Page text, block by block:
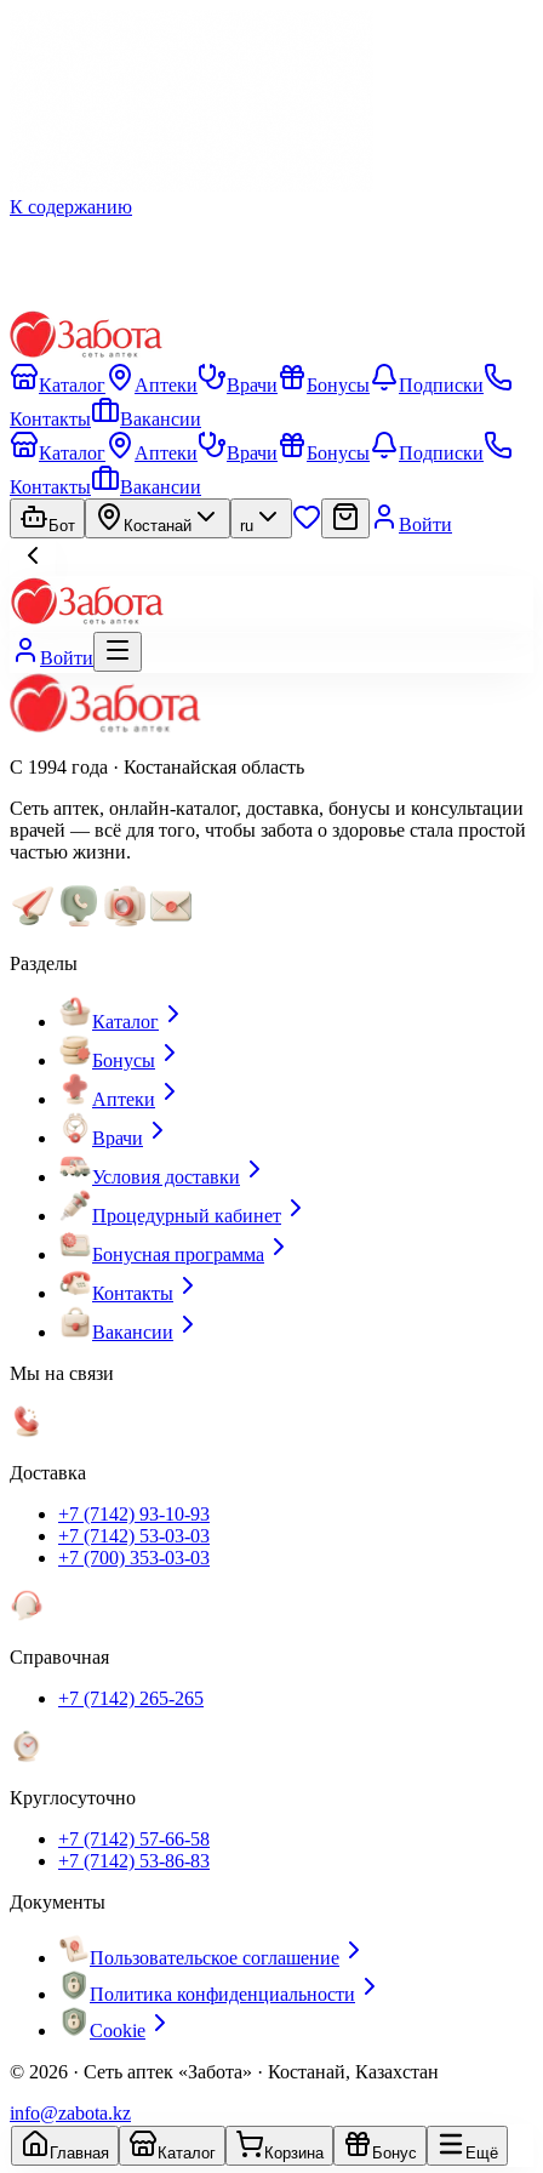
К содержанию
Каталог Аптеки Врачи Бонусы
Подписки
Контакты
Вакансии
Каталог
Аптеки Врачи Бонусы
Подписки
Контакты
Вакансии
Бот Костанай ru Войти
Войти
С 1994 года · Костанайская область
Сеть аптек, онлайн-каталог, доставка, бонусы и консультации
врачей — всё для того, чтобы забота о здоровье стала простой
частью жизни.
Разделы
Каталог
Бонусы
Аптеки
Врачи
Условия доставки
Процедурный кабинет
Бонусная программа
Контакты
Вакансии
Мы на связи
Доставка
+7 (7142) 93-10-93
+7 (7142) 53-03-03
+7 (700) 353-03-03
Справочная
+7 (7142) 265-265
Круглосуточно
+7 (7142) 57-66-58
+7 (7142) 53-86-83
Документы
Пользовательское соглашение
Политика конфиденциальности
Cookie
© 2026 · Сеть аптек «Забота» · Костанай, Казахстан
info@zabota.kz
Главная Каталог Корзина Бонус Ещё